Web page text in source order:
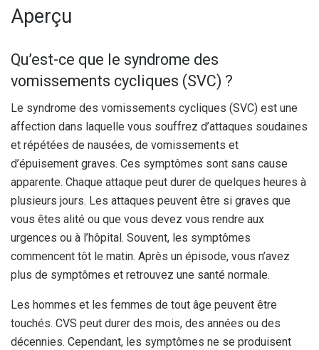
Aperçu
Qu’est-ce que le syndrome des
vomissements cycliques (SVC) ?
Le syndrome des vomissements cycliques (SVC) est une
affection dans laquelle vous souffrez d’attaques soudaines
et répétées de nausées, de vomissements et
d’épuisement graves. Ces symptômes sont sans cause
apparente. Chaque attaque peut durer de quelques heures à
plusieurs jours. Les attaques peuvent être si graves que
vous êtes alité ou que vous devez vous rendre aux
urgences ou à l’hôpital. Souvent, les symptômes
commencent tôt le matin. Après un épisode, vous n’avez
plus de symptômes et retrouvez une santé normale.
Les hommes et les femmes de tout âge peuvent être
touchés. CVS peut durer des mois, des années ou des
décennies. Cependant, les symptômes ne se produisent